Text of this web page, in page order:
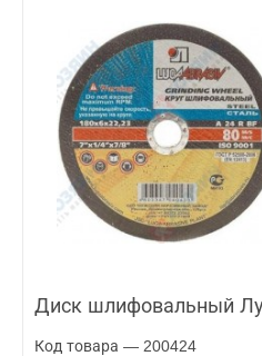
Диск шлифовальный
Код товара — 200424